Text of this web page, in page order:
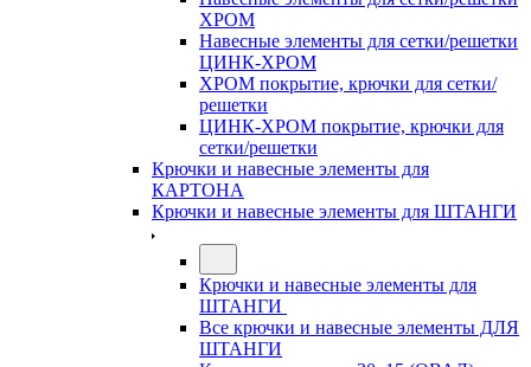
ХРОМ
Навесные элементы для сетки/решетки
ЦИНК-ХРОМ
ХРОМ покрытие, крючки для сетки/
решетки
ЦИНК-ХРОМ покрытие, крючки для
сетки/решетки
Крючки и навесные элементы для
КАРТОНА
Крючки и навесные элементы для ШТАНГИ
Крючки и навесные элементы для
ШТАНГИ
Все крючки и навесные элементы ДЛЯ
ШТАНГИ